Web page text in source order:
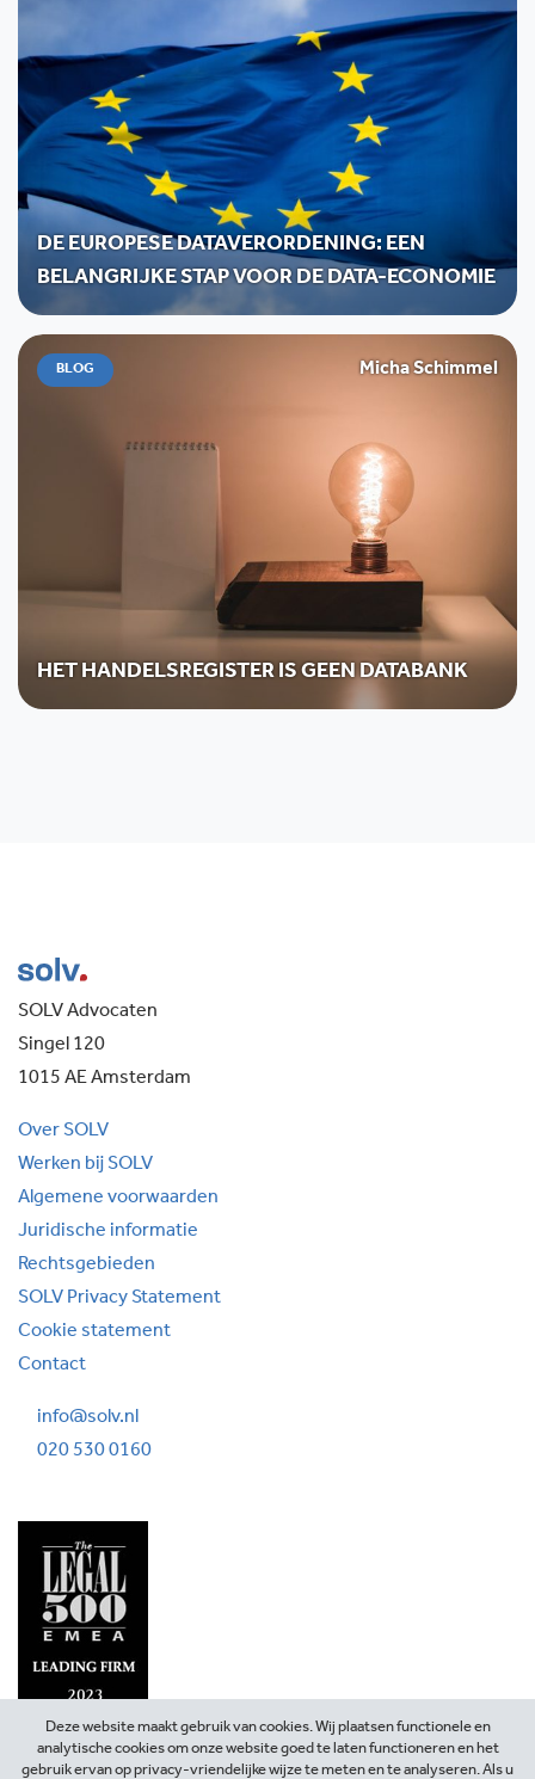
DE EUROPESE DATAVERORDENING: EEN
BELANGRIJKE STAP VOOR DE DATA-ECONOMIE
BLOG Micha Schimmel
HET HANDELSREGISTER IS GEEN DATABANK
SOLV Advocaten
Singel 120
1015 AE Amsterdam
Over SOLV
Werken bij SOLV
Algemene voorwaarden
Juridische informatie
Rechtsgebieden
SOLV Privacy Statement
Cookie statement
Contact
info@solv.nl
020 530 0160
Deze website maakt gebruik van cookies. Wij plaatsen functionele en
analytische cookies om onze website goed te laten functioneren en het
gebruik ervan op privacy-vriendelijke wijze te meten en te analyseren. Als u